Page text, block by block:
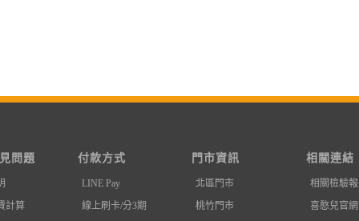
問題
計算
付款方式
LINE Pay
線上刷卡/分3期
門市資訊
北區門市
桃竹門市
相關連結
相關檢驗
喜憨兒官網